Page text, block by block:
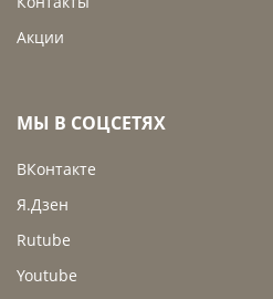
Акции
МЫ В СОЦСЕТЯХ
ВКонтакте
Я.Дзен
Rutube
Youtube